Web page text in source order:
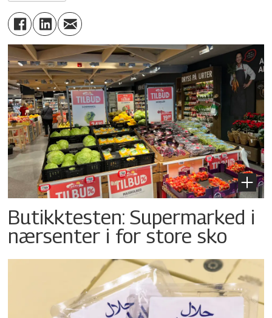
Butikktesten: Supermarked i
nærsenter i for store sko